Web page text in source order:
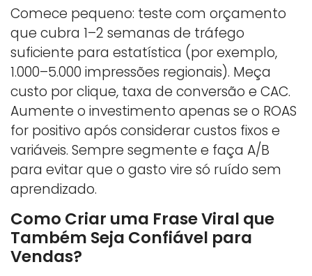
Comece pequeno: teste com orçamento
que cubra 1–2 semanas de tráfego
suficiente para estatística (por exemplo,
1.000–5.000 impressões regionais). Meça
custo por clique, taxa de conversão e CAC.
Aumente o investimento apenas se o ROAS
for positivo após considerar custos fixos e
variáveis. Sempre segmente e faça A/B
para evitar que o gasto vire só ruído sem
aprendizado.
Como Criar uma Frase Viral que
Também Seja Confiável para
Vendas?